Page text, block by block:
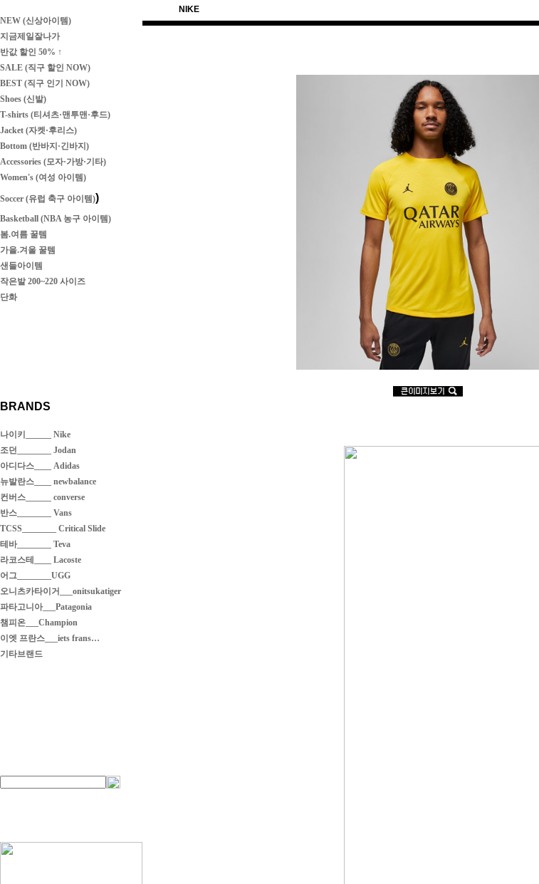
NEW (신상아이템)
지금제일잘나가
반값 할인 50% ↑
SALE (직구 할인 NOW)
BEST (직구 인기 NOW)
Shoes (신발)
T-shirts (티셔츠·맨투맨·후드)
Jacket (자켓·후리스)
Bottom (반바지·긴바지)
Accessories (모자·가방·기타)
Women's (여성 아이템)
Soccer (유럽 축구 아이템))
Basketball (NBA 농구 아이템)
봄.여름 꿀템
가을.겨울 꿀템
샌들아이템
작은발 200~220 사이즈
단화
BRANDS
나이키______ Nike
조던________ Jodan
아디다스____ Adidas
뉴발란스____ newbalance
컨버스______ converse
반스________ Vans
TCSS________ Critical Slide
테바________ Teva
라코스테____ Lacoste
어그________UGG
오니츠카타이거___onitsukatiger
파타고니아___Patagonia
챔피온___Champion
이엣 프란스___iets frans…
기타브랜드
NIKE